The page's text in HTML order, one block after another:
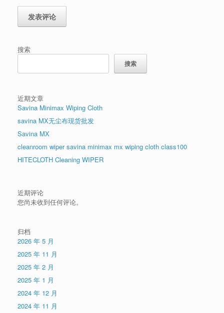
搜索
搜索
近期文章
Savina Minimax Wiping Cloth
savina MX无尘布现货批发
Savina MX
cleanroom wiper savina minimax mx wiping cloth class100
HITECLOTH Cleaning WIPER
近期评论
您尚未收到任何评论。
归档
2026 年 5 月
2025 年 11 月
2025 年 2 月
2025 年 1 月
2024 年 12 月
2024 年 11 月